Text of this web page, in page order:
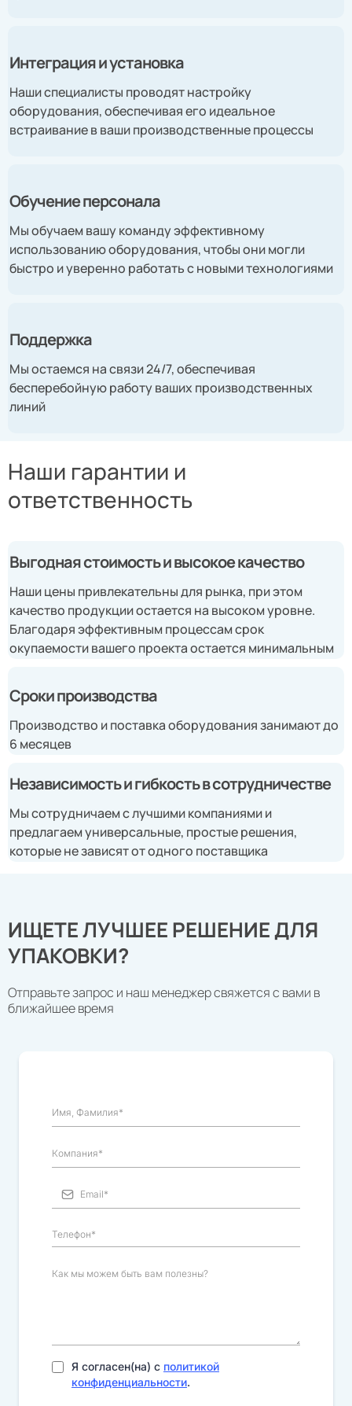
Интеграция и установка
Наши специалисты проводят настройку
оборудования, обеспечивая его идеальное
встраивание в ваши производственные процессы
Обучение персонала
Мы обучаем вашу команду эффективному
использованию оборудования, чтобы они могли
быстро и уверенно работать с новыми технологиями
Поддержка
Мы остаемся на связи 24/7, обеспечивая
бесперебойную работу ваших производственных
линий
Наши гарантии и
ответственность
Выгодная стоимость и высокое качество
Наши цены привлекательны для рынка, при этом
качество продукции остается на высоком уровне.
Благодаря эффективным процессам срок
окупаемости вашего проекта остается минимальным
Сроки производства
Производство и поставка оборудования занимают до
6 месяцев
Независимость и гибкость в сотрудничестве
Мы сотрудничаем с лучшими компаниями и
предлагаем универсальные, простые решения,
которые не зависят от одного поставщика
ИЩЕТЕ ЛУЧШЕЕ РЕШЕНИЕ ДЛЯ
УПАКОВКИ?
Отправьте запрос и наш менеджер свяжется с вами в
ближайшее время
Я согласен(на) с политикой
конфиденциальности.